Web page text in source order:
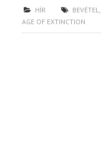
HÍR BEVÉTEL,
AGE OF EXTINCTION